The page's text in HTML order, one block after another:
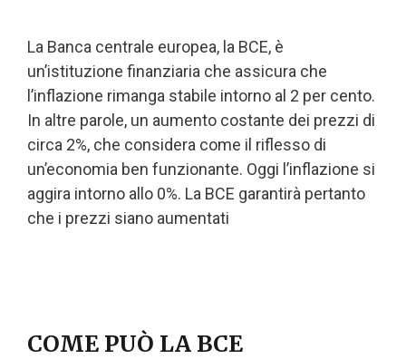
La Banca centrale europea, la BCE, è
un’istituzione finanziaria che assicura che
l’inflazione rimanga stabile intorno al 2 per cento.
In altre parole, un aumento costante dei prezzi di
circa 2%, che considera come il riflesso di
un’economia ben funzionante. Oggi l’inflazione si
aggira intorno allo 0%. La BCE garantirà pertanto
che i prezzi siano aumentati
COME PUÒ LA BCE